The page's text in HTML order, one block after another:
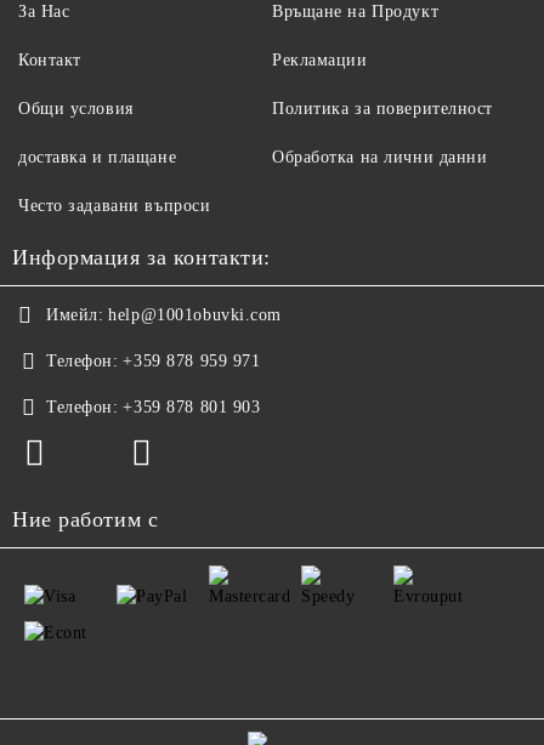
За Нас
Контакт
Общи условия
доставка и плащане
Връщане на Продукт
Рекламации
Политика за поверителност
Обработка на лични данни
Често задавани въпроси
Информация за контакти:
Имейл: help@1001obuvki.com
Телефон: +359 878 959 971
Телефон: +359 878 801 903
Ние работим с